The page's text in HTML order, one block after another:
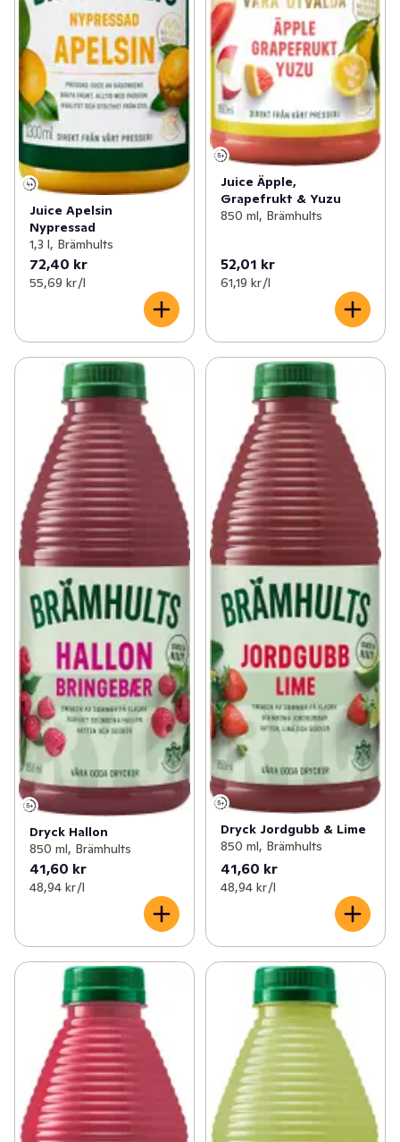
Juice Apelsin
Nypressad
1,3 l, Brämhults
72,40 kr
55,69 kr /l
Juice Äpple,
Grapefrukt & Yuzu
850 ml, Brämhults
52,01 kr
61,19 kr /l
Dryck Hallon
850 ml, Brämhults
41,60 kr
48,94 kr /l
Dryck Jordgubb & Lime
850 ml, Brämhults
41,60 kr
48,94 kr /l